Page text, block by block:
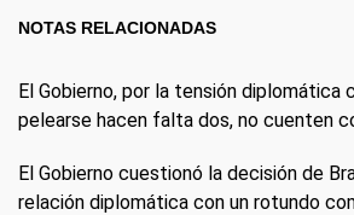
NOTAS RELACIONADAS
El Gobierno, por la tensión diplomática
pelearse hacen falta dos, no cuenten
El Gobierno cuestionó la decisión de
relación diplomática con un rotundo